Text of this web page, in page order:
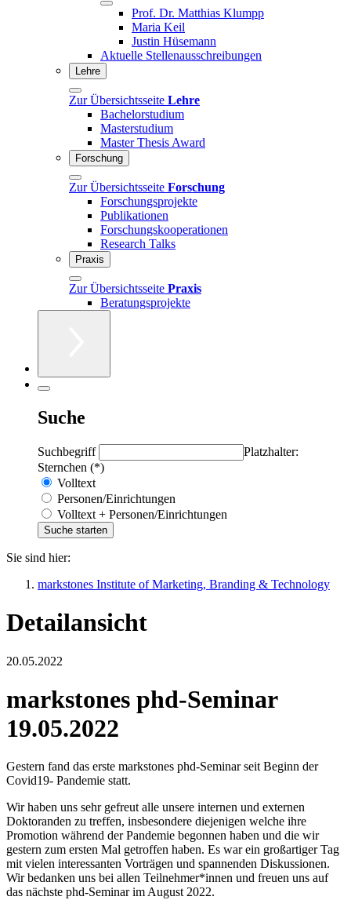
Prof. Dr. Matthias Klumpp
Maria Keil
Justin Hüsemann
Aktuelle Stellenausschreibungen
Lehre
Zur Übersichtsseite Lehre
Bachelorstudium
Masterstudium
Master Thesis Award
Forschung
Zur Übersichtsseite Forschung
Forschungsprojekte
Publikationen
Forschungskooperationen
Research Talks
Praxis
Zur Übersichtsseite Praxis
Beratungsprojekte
Suche
Suchbegriff
Platzhalter:
Sternchen (*)
Volltext
Personen/Einrichtungen
Volltext + Personen/Einrichtungen
Sie sind hier:
markstones Institute of Marketing, Branding & Technology
Detailansicht
20.05.2022
markstones phd-Seminar
19.05.2022
Gestern fand das erste markstones phd-Seminar seit Beginn der
Covid19- Pandemie statt.
Wir haben uns sehr gefreut alle unsere internen und externen
Doktoranden zu treffen, insbesondere diejenigen welche ihre
Promotion während der Pandemie begonnen haben und die wir
gestern zum ersten Mal getroffen haben. Es war ein großartiger Tag
mit vielen interessanten Vorträgen und spannenden Diskussionen.
Wir bedanken uns bei allen Teilnehmer*innen und freuen uns auf
das nächste phd-Seminar im August 2022.